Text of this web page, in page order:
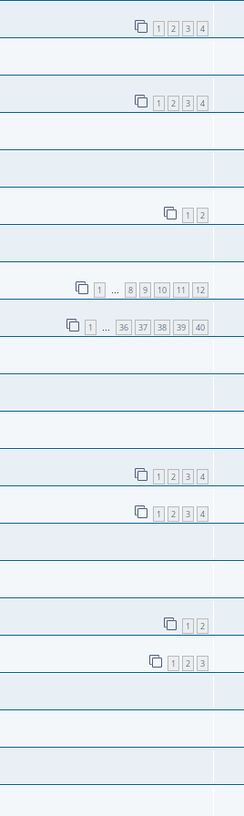
1 2 3 4
1 2 3 4
1 2
1 … 8 9 10 11 12
1 … 36 37 38 39 40
1 2 3 4
1 2 3 4
1 2
1 2 3